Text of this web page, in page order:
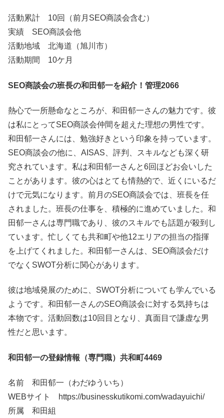
活動累計 10回（前月SEO商談会含む）
実績 SEO商談会他
活動地域 北海道（旭川市）
活動期間 10ケ月
SEO商談会の班長の和田郁一を紹介！管理2066
熱心で一所懸命なところが、和田郁一さんの魅力です。彼
は私にとってSEO商談会仲間を超えた理想の男性です。
和田郁一さんには、勉強好きという印象を持っています。
SEO商談会の他に、AISAS、評判、スキルなども深く研
究されています。私は和田郁一さんと6回ほどお会いした
ことがあります。彼の心はとても情熱的で、近くにいるだ
けで元気になります。前月のSEO商談会では、班長を任
されました。班長の仕事を、積極的に進めていました。和
田郁一さんは専門職であり、彼のスキルでも話題が殺到し
ています。忙しくても共和町や他12エリアの担当の指揮
を上げてくれました。和田郁一さんは、SEO商談会だけ
でなくSWOT分析に関心があります。
彼は地域発展のために、SWOT分析についても学んでいる
ようです。和田郁一さんのSEO商談会に対する気持ちは
本物です。活動回数は10回目となり、真面目で謙虚な男
性だと思います。
和田郁一の登録情報（専門職）共和町4469
名前 和田郁一（わだゆういち）
WEBサイト https://businesskutikomi.com/wadayuichi/
所属 和田組